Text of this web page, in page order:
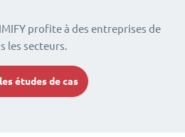
profite à des entreprises de
les secteurs.
études de cas